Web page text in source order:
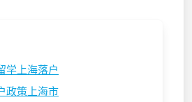
学上海落户
政策上海市